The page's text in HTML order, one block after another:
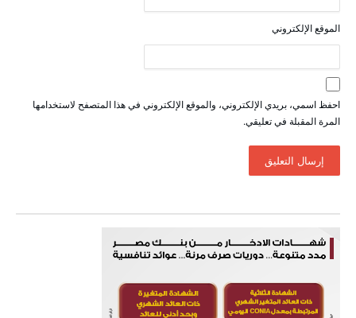
الموقع الإلكتروني
احفظ اسمي، بريدي الإلكتروني، والموقع الإلكتروني في هذا المتصفح لاستخدامها
المرة المقبلة في تعليقي.